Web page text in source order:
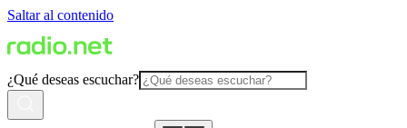
Saltar al contenido
¿Qué deseas escuchar?